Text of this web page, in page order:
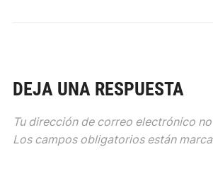
DEJA UNA RESPUESTA
Tu dirección de correo electrónico
Los campos obligatorios están